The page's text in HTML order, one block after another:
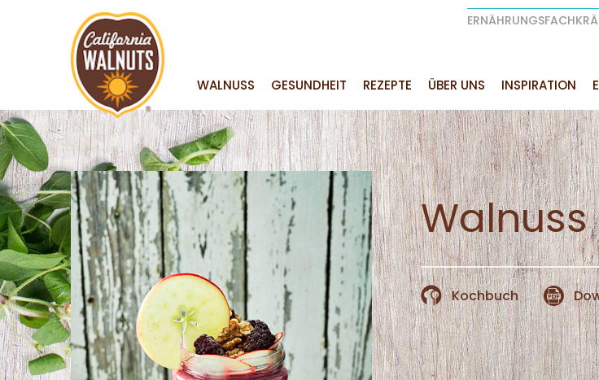
WALNUSS GESUNDHEIT REZEPTE ÜBER UNS INSPIRATION
Kochbuch